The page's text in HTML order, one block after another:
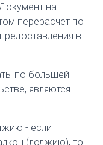
на
перерасчет по
в
по большей
являются
- если
(лоджию), то